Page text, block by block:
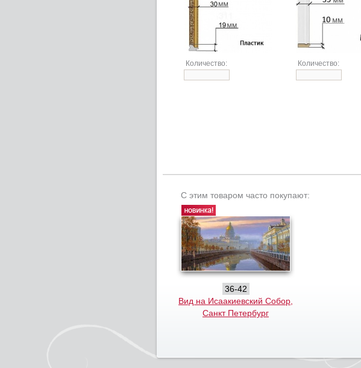
Количество: Количество:
С этим товаром часто покупают:
36-42
Вид на Исаакиевский Собор,
Санкт Петербург